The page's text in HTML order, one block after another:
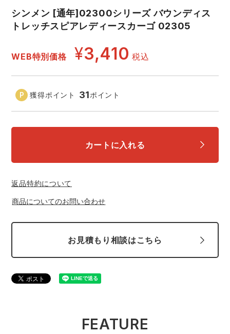
電熱ウェア・ヒートウェア
刺繍・プリント加工対象商品
ジーベック ランキング
作業着
ニット
カジュアル
サーヴォ セロリー 大阪支店
アタックベース サンエス
スターライト工業 東洋物産工業
藤井電工
シンメン [通年]02300シリーズ バウンディス
トレッチスピアレディースカーゴ 02305
WEB特別価格 ¥3,410 税込
獲得ポイント 31ポイント
カートに入れる
返品特約について
商品についてのお問い合わせ
お見積もり相談はこちら
FEATURE